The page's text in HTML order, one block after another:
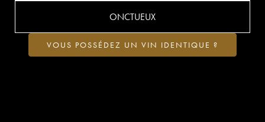
ONCTUEUX
VOUS POSSÉDEZ UN VIN IDENTIQUE ?